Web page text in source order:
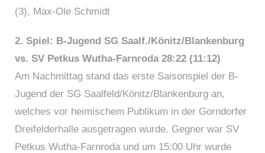
(3), Max-Ole Schmidt
2. Spiel: B-Jugend SG Saalf./Könitz/Blankenburg
vs. SV Petkus Wutha-Farnroda 28:22 (11:12)
Am Nachmittag stand das erste Saisonspiel der B-
Jugend der SG Saalfeld/Könitz/Blankenburg an,
welches vor heimischem Publikum in der Gorndorfer
Dreifelderhalle ausgetragen wurde. Gegner war SV
Petkus Wutha-Farnroda und um 15:00 Uhr wurde